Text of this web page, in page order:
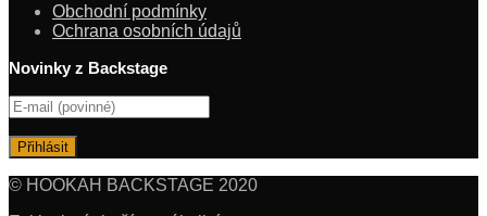
Obchodní podmínky
Ochrana osobních údajů
Novinky z Backstage
© HOOKAH BACKSTAGE 2020